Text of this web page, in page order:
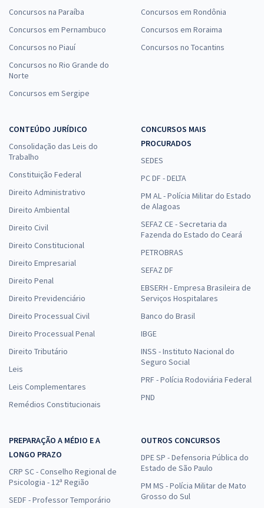
Concursos na Paraíba
Concursos em Pernambuco
Concursos no Piauí
Concursos no Rio Grande do
Norte
Concursos em Sergipe
Concursos em Rondônia
Concursos em Roraima
Concursos no Tocantins
CONTEÚDO JURÍDICO
Consolidação das Leis do
Trabalho
Constituição Federal
Direito Administrativo
Direito Ambiental
Direito Civil
Direito Constitucional
Direito Empresarial
Direito Penal
Direito Previdenciário
Direito Processual Civil
Direito Processual Penal
Direito Tributário
Leis
Leis Complementares
Remédios Constitucionais
CONCURSOS MAIS
PROCURADOS
SEDES
PC DF - DELTA
PM AL - Polícia Militar do Estado
de Alagoas
SEFAZ CE - Secretaria da
Fazenda do Estado do Ceará
PETROBRAS
SEFAZ DF
EBSERH - Empresa Brasileira de
Serviços Hospitalares
Banco do Brasil
IBGE
INSS - Instituto Nacional do
Seguro Social
PRF - Polícia Rodoviária Federal
PND
PREPARAÇÃO A MÉDIO E A
LONGO PRAZO
CRP SC - Conselho Regional de
Psicologia - 12ª Região
SEDF - Professor Temporário
OUTROS CONCURSOS
DPE SP - Defensoria Pública do
Estado de São Paulo
PM MS - Polícia Militar de Mato
Grosso do Sul